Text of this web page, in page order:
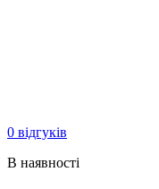
0 відгуків
В наявності